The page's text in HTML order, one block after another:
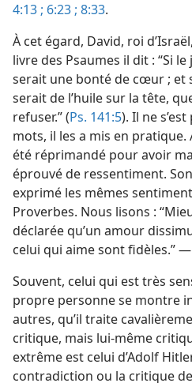
4:13 ; 6:23 ; 8:33.
À cet égard, David, roi
livre des Psaumes il dit : “Si
serait une bonté de cœur ; et
serait de l’huile sur la tête,
refuser.” (Ps. 141:5). Il ne
mots, il les a mis en pratique.
été réprimandé pour avoir
éprouvé de ressentiment.
exprimé les mêmes
Proverbes. Nous lisons :
déclarée qu’un amour
celui qui aime sont fidèles.” —
Souvent, celui qui est très
propre personne se montre
autres, qu’il traite
critique, mais lui-​même
extrême est celui d’Adolf
contradiction ou la critique